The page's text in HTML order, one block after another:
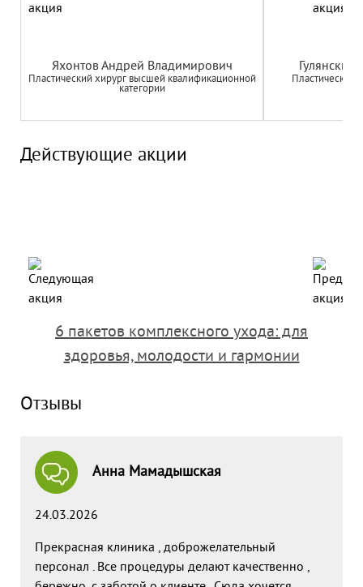
Яхонтов Андрей Владимирович
Пластический хирург высшей квалификационной
категории
Гулянский
Пластический
Действующие акции
6 пакетов комплексного ухода: для
здоровья, молодости и гармонии
Отзывы
Анна Мамадышская
24.03.2026
Прекрасная клиника , доброжелательный
персонал . Все процедуры делают качественно ,